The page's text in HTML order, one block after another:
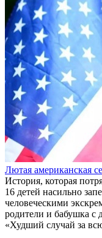
Лютая американская
История, которая
16 детей насильно
человеческими
родители и бабушка с
«Худший случай за